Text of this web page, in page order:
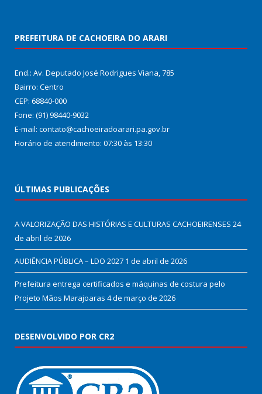
PREFEITURA DE CACHOEIRA DO ARARI
End.: Av. Deputado José Rodrigues Viana, 785
Bairro: Centro
CEP: 68840-000
Fone: (91) 98440-9032
E-mail: contato@cachoeiradoarari.pa.gov.br
Horário de atendimento: 07:30 às 13:30
ÚLTIMAS PUBLICAÇÕES
A VALORIZAÇÃO DAS HISTÓRIAS E CULTURAS CACHOEIRENSES 24
de abril de 2026
AUDIÊNCIA PÚBLICA – LDO 2027 1 de abril de 2026
Prefeitura entrega certificados e máquinas de costura pelo
Projeto Mãos Marajoaras 4 de março de 2026
DESENVOLVIDO POR CR2